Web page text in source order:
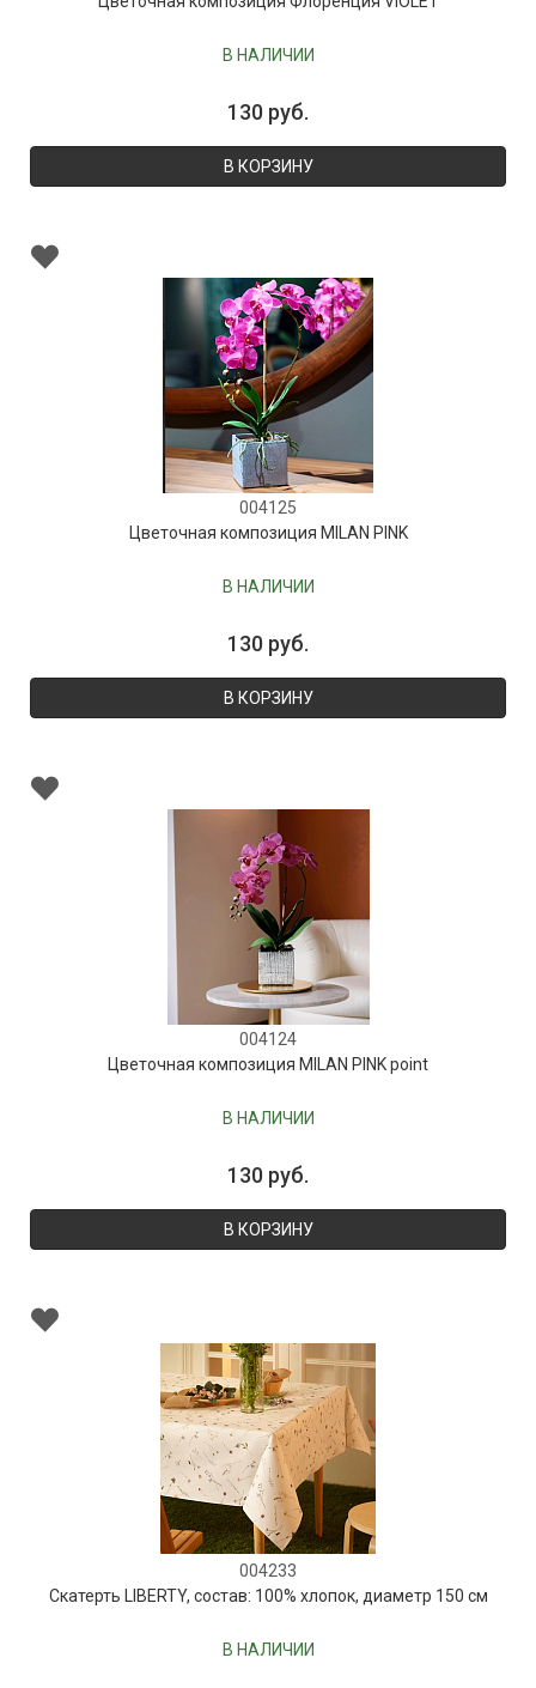
В НАЛИЧИИ
130 руб.
В КОРЗИНУ
004125
Цветочная композиция MILAN PINK
В НАЛИЧИИ
130 руб.
В КОРЗИНУ
004124
Цветочная композиция MILAN PINK point
В НАЛИЧИИ
130 руб.
В КОРЗИНУ
004233
Скатерть LIBERTY, состав: 100% хлопок, диаметр 150 см
В НАЛИЧИИ